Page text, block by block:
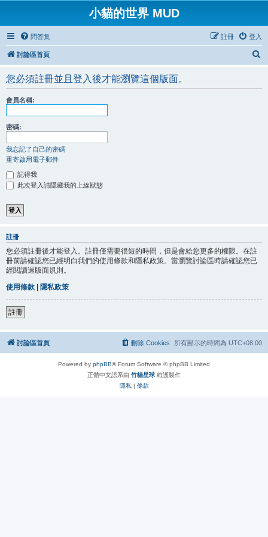
小貓的世界 MUD
問答集 登入
註冊
討論區首頁
您必須註冊並且登入後才能瀏覽這個版面。
會員名稱:
密碼:
我忘記了自己的密碼
重寄啟用電子郵件
記得我
此次登入請隱藏我的上線狀態
註冊
您必須註冊後才能登入。註冊僅需要很短的時間，但是會給您更多的權限。在註
冊前請確認您已經明白我們的使用條款和隱私政策。當瀏覽討論區時請確認您已
經閱讀過版面規則。
使用條款 | 隱私政策
註冊
討論區首頁 所有顯示的時間為 UTC+08:00
刪除 Cookies
Powered by phpBB® Forum Software © phpBB Limited
正體中文語系由 竹貓星球 維護製作
隱私 | 條款